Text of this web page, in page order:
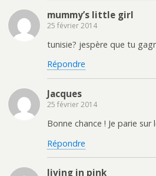
mummy’s little girl
25 février 2014
tunisie? jespère que tu
Répondre
Jacques
25 février 2014
Bonne chance ! Je parie sur
Répondre
living in pink